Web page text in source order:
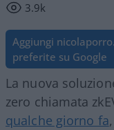
3.9k
Aggiungi
preferite su Google
La nuova
zero chiamata
qualche giorno fa